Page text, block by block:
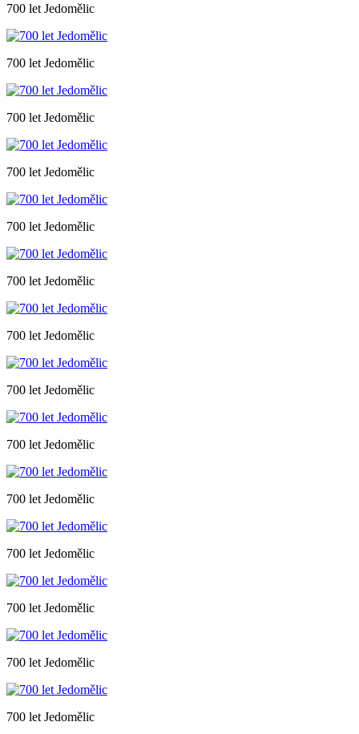
700 let Jedomělic
700 let Jedomělic
700 let Jedomělic
700 let Jedomělic
700 let Jedomělic
700 let Jedomělic
700 let Jedomělic
700 let Jedomělic
700 let Jedomělic
700 let Jedomělic
700 let Jedomělic
700 let Jedomělic
700 let Jedomělic
700 let Jedomělic